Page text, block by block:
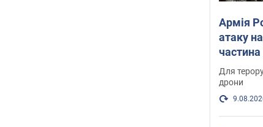
Армія
атаку
частина
Фото та
Для
дрони